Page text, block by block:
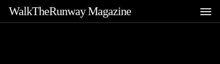
Skip
to
WalkTheRunway Magazine